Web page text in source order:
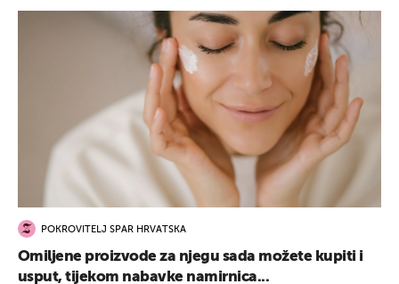
POKROVITELJ SPAR HRVATSKA
Omiljene proizvode za njegu sada možete kupiti i
usput, tijekom nabavke namirnica...